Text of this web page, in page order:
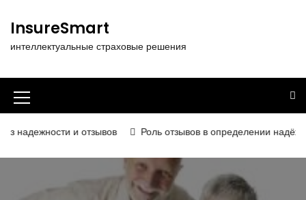
т
к
д
InsureSmart
интеллектуальные страховые решения
И
к
о
и отзывов Роль отзывов в определении надёжности и